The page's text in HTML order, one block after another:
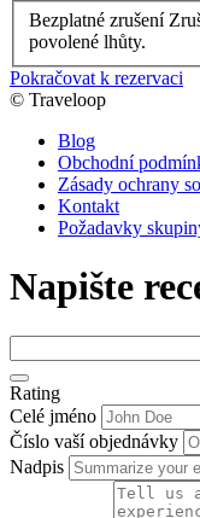
Bezplatné zrušení
povolené lhůty.
Pokračovat k rezervaci
© Traveloop
Blog
Obchodní
Zásady ochrany
Kontakt
Požadavky
Napište
Rating
Celé jméno
Číslo vaší objednávky
Nadpis